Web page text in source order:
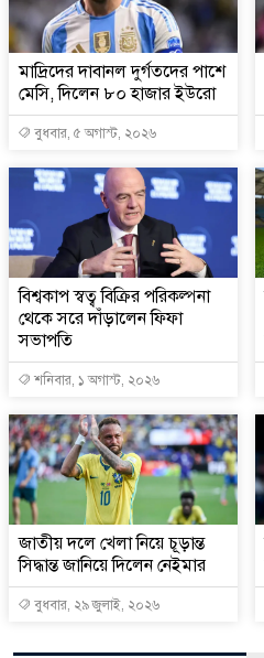
মাদ্রিদের দাবানল দুর্গতদের পাশে
মেসি, দিলেন ৮০ হাজার ইউরো
বুধবার, ৫ অগাস্ট, ২০২৬
বিশ্বকাপ স্বত্ব বিক্রির পরিকল্পনা
থেকে সরে দাঁড়ালেন ফিফা
সভাপতি
শনিবার, ১ অগাস্ট, ২০২৬
জাতীয় দলে খেলা নিয়ে চূড়ান্ত
সিদ্ধান্ত জানিয়ে দিলেন নেইমার
বুধবার, ২৯ জুলাই, ২০২৬